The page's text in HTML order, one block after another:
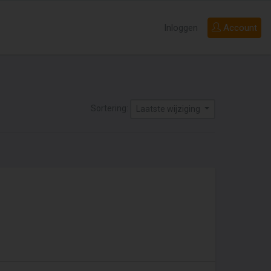
Account
Inloggen
Laatste wijziging